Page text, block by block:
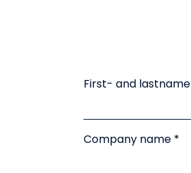
First- and lastname
Company name